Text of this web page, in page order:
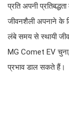
प्रति अपनी
जीवनशैली अपनाने के
लंबे समय से स्थायी
MG Comet EV चुना,
प्रभाव डाल सकते हैं।